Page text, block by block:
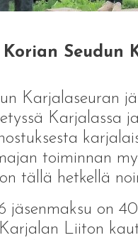
Korian Seudun
Karjalaseuran
Karjalassa
toiminnan
tällä hetkellä
jäsenmaksu on
Liiton